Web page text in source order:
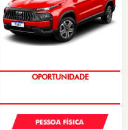
OPORTUNIDADE
PESSOA FÍSICA